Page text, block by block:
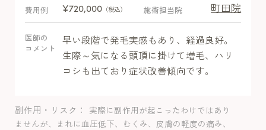
費用例 ¥720,000（税込） 施術担当院 町田院
医師の
コメント
早い段階で発毛実感もあり、経過良好。
生際～気になる頭頂に掛けて増毛、ハリ
コシも出ており症状改善傾向です。
副作用・リスク
実際に副作用が起こったわけではあり
ませんが、まれに血圧低下、むくみ、皮膚の軽度の痛み、